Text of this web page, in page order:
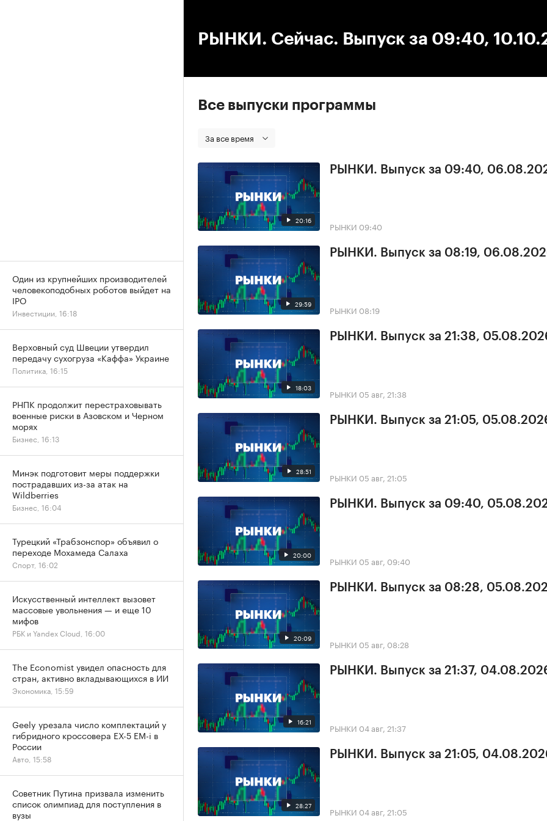
РЫНКИ. Сейчас. Выпуск за 09:40,
Все выпуски программы
За все время
20:16
РЫНКИ. Выпуск за 09:40,
РЫНКИ 09:40
29:59
РЫНКИ. Выпуск за 08:19,
РЫНКИ 08:19
18:03
РЫНКИ. Выпуск за 21:38,
РЫНКИ 05 авг, 21:38
28:51
РЫНКИ. Выпуск за 21:05,
РЫНКИ 05 авг, 21:05
20:00
РЫНКИ. Выпуск за 09:40,
РЫНКИ 05 авг, 09:40
20:09
РЫНКИ. Выпуск за 08:28,
РЫНКИ 05 авг, 08:28
16:21
РЫНКИ. Выпуск за 21:37,
РЫНКИ 04 авг, 21:37
28:27
РЫНКИ. Выпуск за 21:05,
РЫНКИ 04 авг, 21:05
Один из крупнейших производителей
человекоподобных роботов выйдет на
IPO
Инвестиции, 16:18
Верховный суд Швеции утвердил
передачу сухогруза «Каффа» Украине
Политика, 16:15
РНПК продолжит перестраховывать
военные риски в Азовском и Черном
морях
Бизнес, 16:13
Минэк подготовит меры поддержки
пострадавших из-за атак на
Wildberries
Бизнес, 16:04
Турецкий «Трабзонспор» объявил о
переходе Мохамеда Салаха
Спорт, 16:02
Искусственный интеллект вызовет
массовые увольнения — и еще 10
мифов
РБК и Yandex Cloud, 16:00
The Economist увидел опасность для
стран, активно вкладывающихся в ИИ
Экономика, 15:59
Geely урезала число комплектаций у
гибридного кроссовера EX-5 EM-i в
России
Авто, 15:58
Советник Путина призвала изменить
список олимпиад для поступления в
вузы